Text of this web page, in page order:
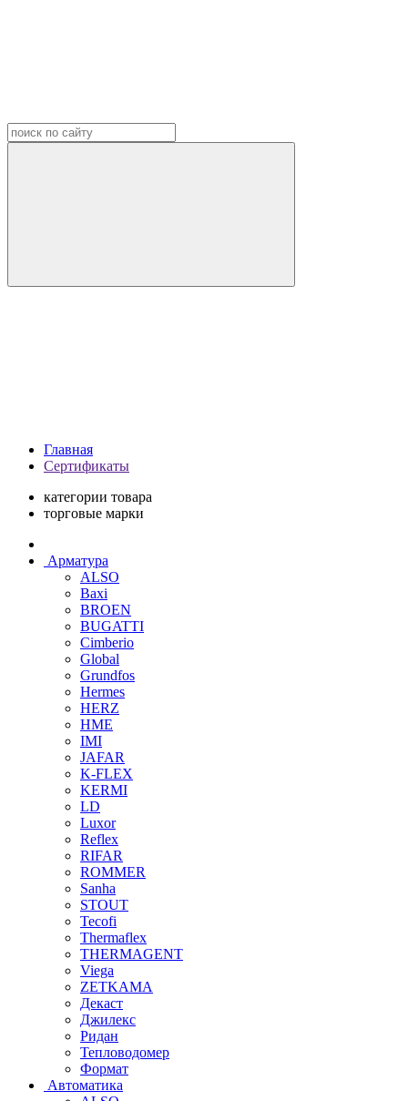
Главная
Сертификаты
категории товара
торговые марки
Арматура
ALSO
Baxi
BROEN
BUGATTI
Cimberio
Global
Grundfos
Hermes
HERZ
HME
IMI
JAFAR
K-FLEX
KERMI
LD
Luxor
Reflex
RIFAR
ROMMER
Sanha
STOUT
Tecofi
Thermaflex
THERMAGENT
Viega
ZETKAMA
Декаст
Джилекс
Ридан
Тепловодомер
Формат
Автоматика